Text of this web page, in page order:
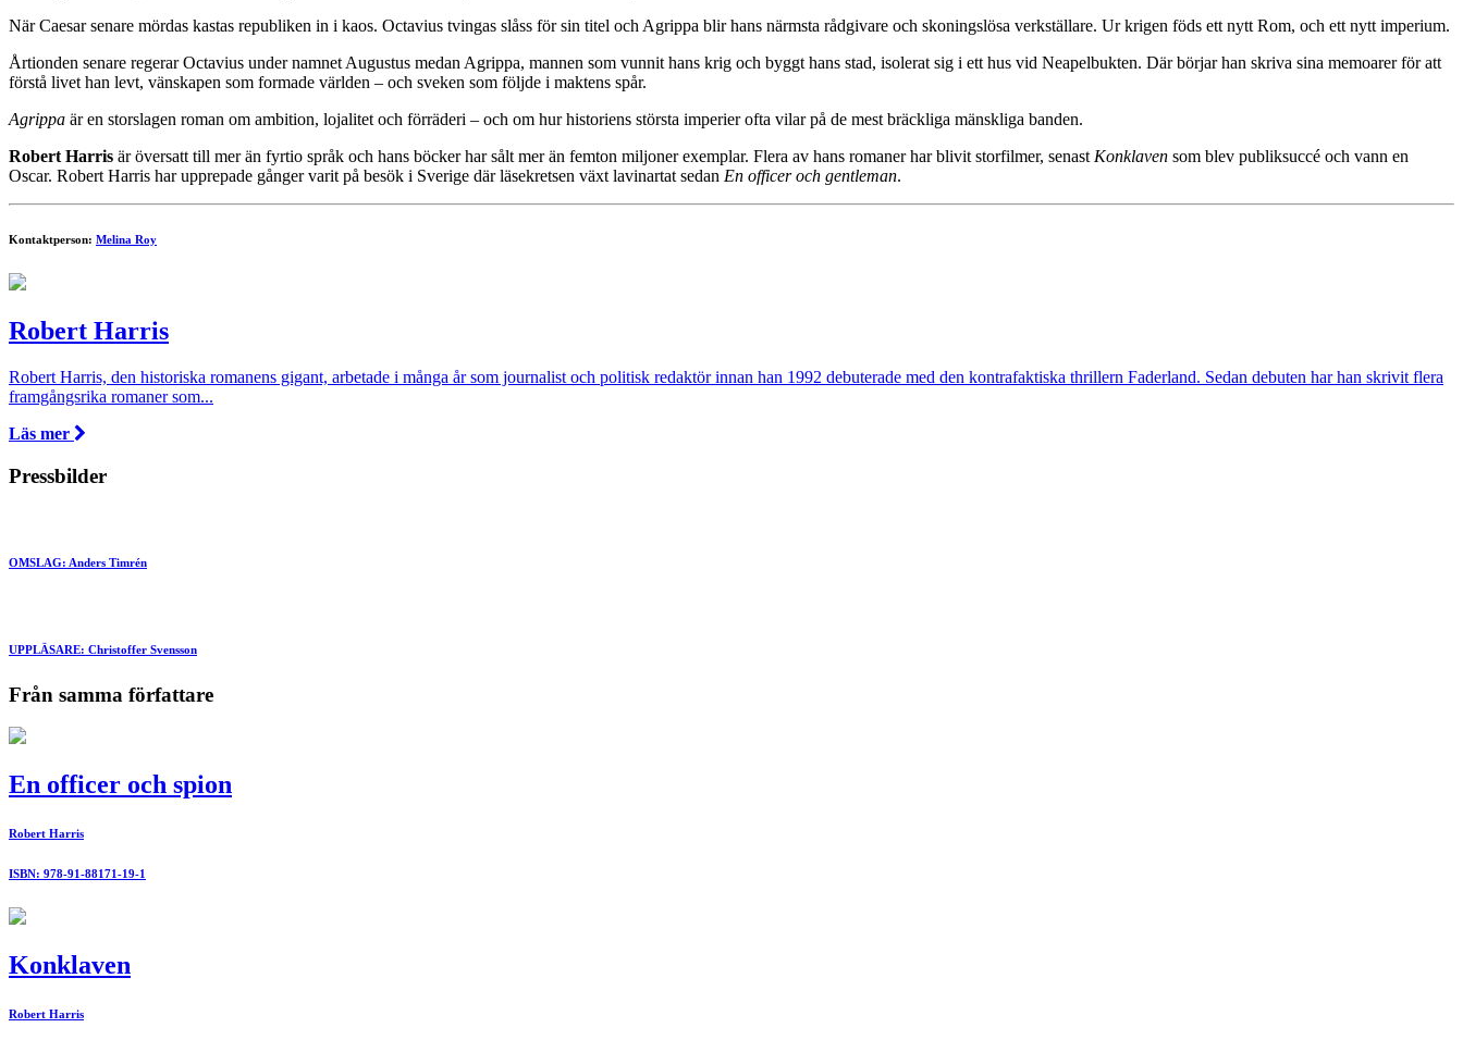
När Caesar senare mördas kastas republiken in i kaos. Octavius tvingas slåss för sin titel och Agrippa blir hans närmsta rådgivare och skoningslösa verkställare. Ur krigen föds ett nytt Rom, och ett nytt imperium.
Årtionden senare regerar Octavius under namnet Augustus medan Agrippa, mannen som vunnit hans krig och byggt hans stad, isolerat sig i ett hus vid Neapelbukten. Där börjar han skriva sina memoarer för att
förstå livet han levt, vänskapen som formade världen – och sveken som följde i maktens spår.
Agrippa är en storslagen roman om ambition, lojalitet och förräderi – och om hur historiens största imperier ofta vilar på de mest bräckliga mänskliga banden.
Robert Harris är översatt till mer än fyrtio språk och hans böcker har sålt mer än femton miljoner exemplar. Flera av hans romaner har blivit storfilmer, senastKonklaven som blev publiksuccé och vann en
Oscar. Robert Harris har upprepade gånger varit på besök i Sverige där läsekretsen växt lavinartat sedan En officer och gentleman.
Kontaktperson: Melina Roy
Robert Harris
Robert Harris, den historiska romanens gigant, arbetade i många år som journalist och politisk redaktör innan han 1992 debuterade med den kontrafaktiska thrillern Faderland. Sedan debuten har han skrivit flera
framgångsrika romaner som...
Läs mer
Pressbilder
OMSLAG: Anders Timrén
UPPLÄSARE: Christoffer Svensson
Från samma författare
En officer och spion
Robert Harris
ISBN: 978-91-88171-19-1
Konklaven
Robert Harris